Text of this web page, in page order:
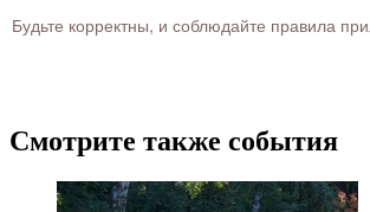
Будьте корректны, и соблюдайте правила
Смотрите также события